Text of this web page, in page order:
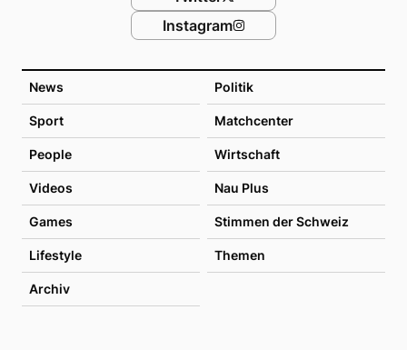
News Politik
Sport Matchcenter
People Wirtschaft
Videos Nau Plus
Games Stimmen der Schweiz
Lifestyle Themen
Archiv
Instagram